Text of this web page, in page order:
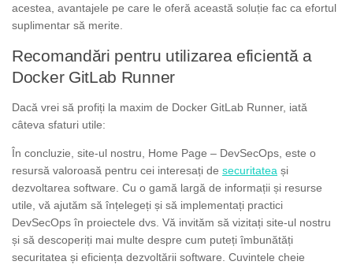
acestea, avantajele pe care le oferă această soluție fac ca efortul
suplimentar să merite.
Recomandări pentru utilizarea eficientă a
Docker GitLab Runner
Dacă vrei să profiți la maxim de Docker GitLab Runner, iată
câteva sfaturi utile:
În concluzie, site-ul nostru, Home Page – DevSecOps, este o
resursă valoroasă pentru cei interesați de securitatea și
dezvoltarea software. Cu o gamă largă de informații și resurse
utile, vă ajutăm să înțelegeți și să implementați practici
DevSecOps în proiectele dvs. Vă invităm să vizitați site-ul nostru
și să descoperiți mai multe despre cum puteți îmbunătăți
securitatea și eficiența dezvoltării software. Cuvintele cheie